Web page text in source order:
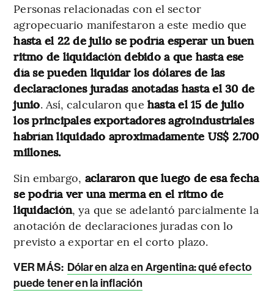
Personas relacionadas con el sector
agropecuario manifestaron a este medio que
hasta el 22 de julio se podría esperar un buen
ritmo de liquidación debido a que hasta ese
día se pueden liquidar los dólares de las
declaraciones juradas anotadas hasta el 30 de
junio. Así, calcularon que hasta el 15 de julio
los principales exportadores agroindustriales
habrían liquidado aproximadamente US$ 2.700
millones.
Sin embargo, aclararon que luego de esa fecha
se podría ver una merma en el ritmo de
liquidación, ya que se adelantó parcialmente la
anotación de declaraciones juradas con lo
previsto a exportar en el corto plazo.
VER MÁS: Dólar en alza en Argentina: qué efecto
puede tener en la inflación